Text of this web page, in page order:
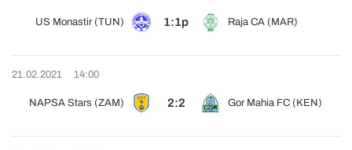
US Monastir (TUN) 1:1p Raja CA (MAR)
21.02.2021 14:00
NAPSA Stars (ZAM) 2:2 Gor Mahia FC (KEN)